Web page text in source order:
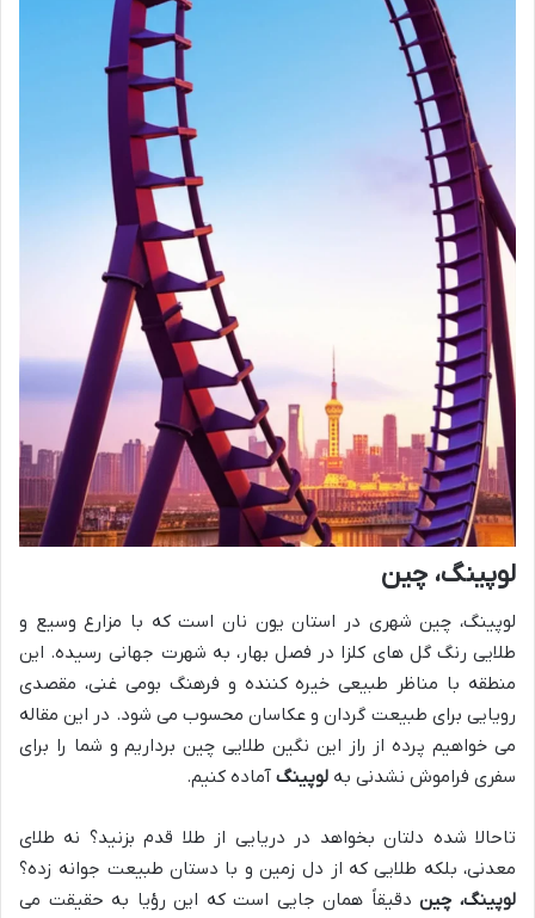
لوپینگ، چین
لوپینگ، چین شهری در استان یون نان است که با مزارع وسیع و
طلایی رنگ گل های کلزا در فصل بهار، به شهرت جهانی رسیده. این
منطقه با مناظر طبیعی خیره کننده و فرهنگ بومی غنی، مقصدی
رویایی برای طبیعت گردان و عکاسان محسوب می شود. در این مقاله
می خواهیم پرده از راز این نگین طلایی چین برداریم و شما را برای
سفری فراموش نشدنی به لوپینگ آماده کنیم.
تاحالا شده دلتان بخواهد در دریایی از طلا قدم بزنید؟ نه طلای
معدنی، بلکه طلایی که از دل زمین و با دستان طبیعت جوانه زده؟
لوپینگ، چیندقیقاً همان جایی است که این رؤیا به حقیقت می